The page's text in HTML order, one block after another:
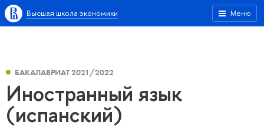
Меню
Высшая школа экономики
БАКАЛАВРИАТ 2021/2022
Иностранный язык
(испанский)